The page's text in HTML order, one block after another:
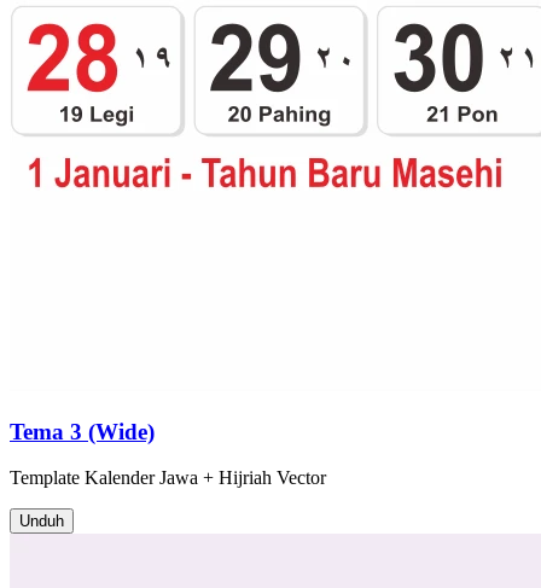
Tema 3 (Wide)
Template Kalender Jawa + Hijriah Vector
Unduh